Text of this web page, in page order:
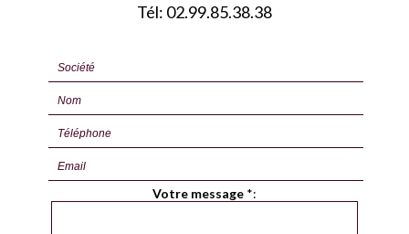
Tél: 02.99.85.38.38
Votre message *: